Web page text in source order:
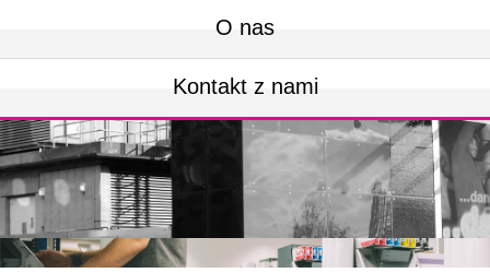
O nas
Kontakt z nami